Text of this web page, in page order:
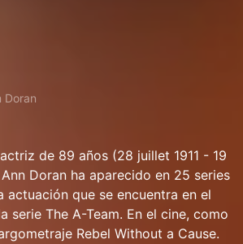
Doran
de 89 años (28 juillet 1911 - 19
Doran ha aparecido en 25 series
actuación que se encuentra en el
serie The A-Team. En el cine, como
Rebel Without a Cause.